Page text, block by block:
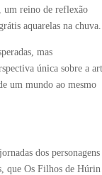
um reino de reflexão
aquarelas na chuva.
mas
única sobre a
um mundo ao mesmo
dos personagens
que Os Filhos de Húrin